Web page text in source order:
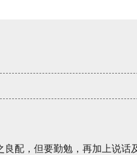
良配，但要勤勉，再加上说话